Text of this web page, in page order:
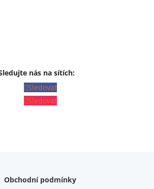
nás na sítích:
Sledovat
Sledovat
Obchodní podmínky